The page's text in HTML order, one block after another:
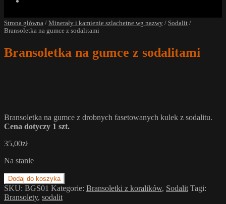
Strona główna / Minerały i kamienie szlachetne wg nazwy / Sodalit /
Bransoletka na gumce z sodalitami
Bransoletka na gumce z sodalitami
Bransoletka na gumce z drobnych fasetowanych kulek z sodalitu.
Cena dotyczy 1 szt.
35,00zł
Na stanie
Dodaj do koszyka
SKU: BGS01 Kategorie: Bransoletki z koralików, Sodalit Tagi:
Bransolety, sodalit